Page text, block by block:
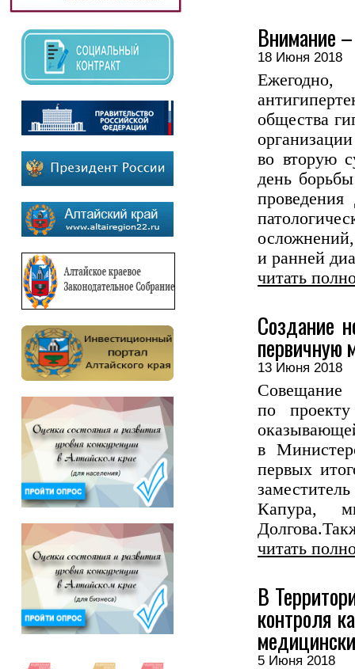
Внимание
18 Июня
общества
во вторую
день
и ранней
читать
Создание
первичную
13 Июня
по
в
первых
Капура,
читать
В
контроля
5 Июня 2018